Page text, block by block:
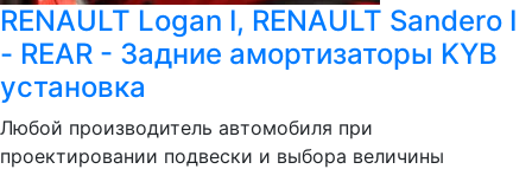
RENAULT Logan I, RENAULT Sandero I
- REAR - Задние амортизаторы KYB
установка
Любой производитель автомобиля при
проектировании подвески и выбора величины